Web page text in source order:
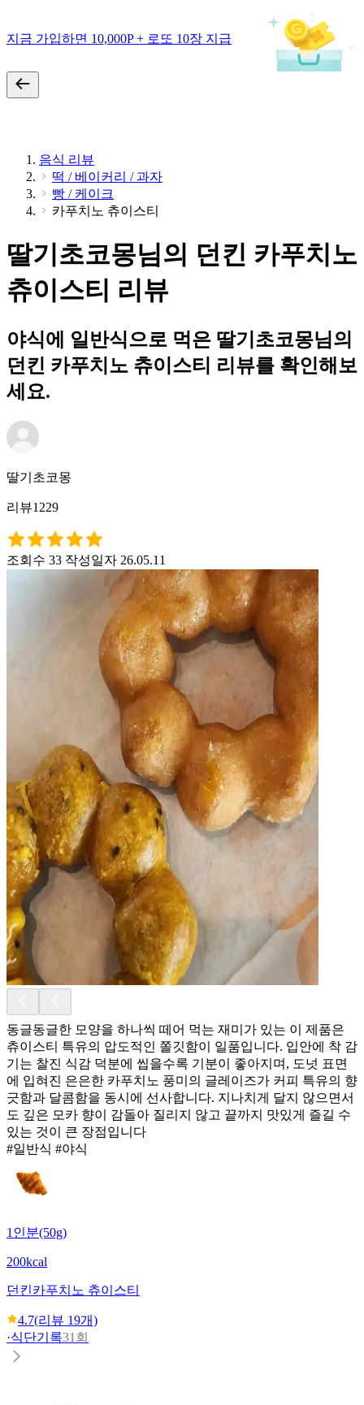
지금 가입하면 10,000P + 로또 10장 지급
음식 리뷰
떡 / 베이커리 / 과자
빵 / 케이크
카푸치노 츄이스티
딸기초코몽님의 던킨 카푸치노
츄이스티 리뷰
야식에 일반식으로 먹은 딸기초코몽님의
던킨 카푸치노 츄이스티 리뷰를 확인해보
세요.
딸기초코몽
리뷰1229
조회수 33 작성일자 26.05.11
동글동글한 모양을 하나씩 떼어 먹는 재미가 있는 이 제품은
츄이스티 특유의 압도적인 쫄깃함이 일품입니다. 입안에 착 감
기는 찰진 식감 덕분에 씹을수록 기분이 좋아지며, 도넛 표면
에 입혀진 은은한 카푸치노 풍미의 글레이즈가 커피 특유의 향
긋함과 달콤함을 동시에 선사합니다. 지나치게 달지 않으면서
도 깊은 모카 향이 감돌아 질리지 않고 끝까지 맛있게 즐길 수
있는 것이 큰 장점입니다
#일반식 #야식
1인분(50g)
200kcal
던킨카푸치노 츄이스티
4.7(리뷰 19개)
·식단기록31회